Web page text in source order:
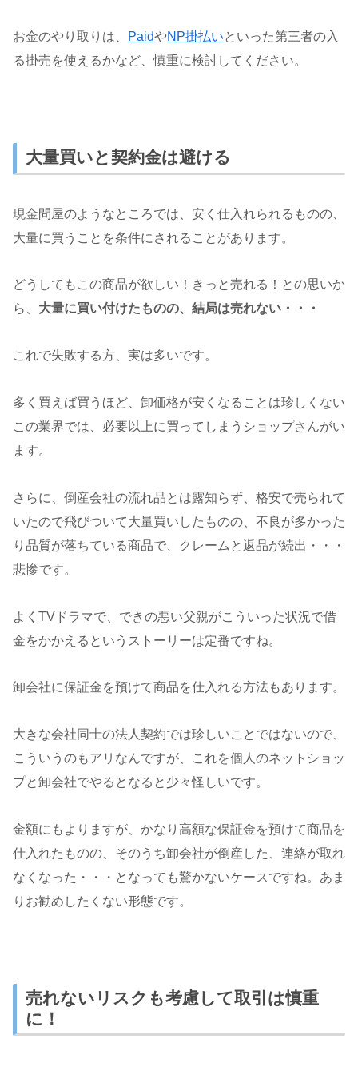
お金のやり取りは、 PaidやNP掛払い といった第三者の入
る掛売を使えるかなど、慎重に検討してください。
大量買いと契約金は避ける
現金問屋のようなところでは、安く仕入れられるものの、
大量に買うことを条件にされることがあります。
どうしてもこの商品が欲しい！きっと売れる！との思いか
ら、 大量に買い付けたものの、結局は売れない・・・
これで失敗する方、実は多いです。
多く買えば買うほど、卸価格が安くなることは珍しくない
この業界では、必要以上に買ってしまうショップさんがい
ます。
さらに、倒産会社の流れ品とは露知らず、格安で売られて
いたので飛びついて大量買いしたものの、不良が多かった
り品質が落ちている商品で、クレームと返品が続出・・・
悲惨です。
よくTVドラマで、できの悪い父親がこういった状況で借
金をかかえるというストーリーは定番ですね。
卸会社に保証金を預けて商品を仕入れる方法もあります。
大きな会社同士の法人契約では珍しいことではないので、
こういうのもアリなんですが、これを個人のネットショッ
プと卸会社でやるとなると少々怪しいです。
金額にもよりますが、かなり高額な保証金を預けて商品を
仕入れたものの、そのうち卸会社が倒産した、連絡が取れ
なくなった・・・となっても驚かないケースですね。あま
りお勧めしたくない形態です。
売れないリスクも考慮して取引は慎重
に！